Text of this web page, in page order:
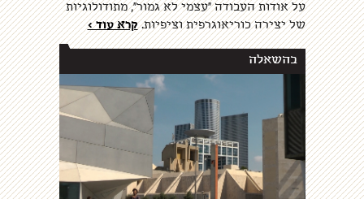
על אודות העבודה "עצמי לא גמור", מתודולוגיות
של יצירה כוריאוגרפית וציפיות.קרא עוד >
בהשאלה